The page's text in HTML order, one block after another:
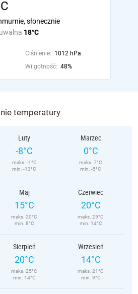
18°C
słonecznie
Ciśnienie: 1012 hPa
Wilgotność: 48%
temperatury
Luty
-8°C
maks. -1°C
min. -13°C
Marzec
0°C
maks. 7°C
min. -5°C
Maj
15°C
maks. 20°C
min. 8°C
Czerwiec
20°C
maks. 25°C
min. 14°C
Sierpień
20°C
maks. 25°C
min. 14°C
Wrzesień
14°C
maks. 21°C
min. 9°C